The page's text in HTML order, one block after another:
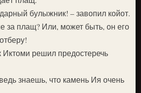
булыжник! – завопил койот.
за плащ? Или, может быть, он его
Иктоми решил предостеречь
знаешь, что камень Ия очень